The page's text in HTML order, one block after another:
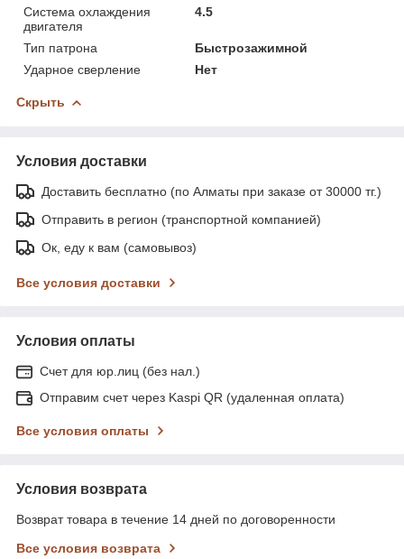
Система охлаждения
двигателя
4.5
Тип патрона
Быстрозажимной
Ударное сверление
Нет
Скрыть
Условия доставки
Доставить бесплатно (по Алматы при заказе от 30000 тг.)
Отправить в регион (транспортной компанией)
Ок, еду к вам (самовывоз)
Все условия доставки
Условия оплаты
Счет для юр.лиц (без нал.)
Отправим счет через Kaspi QR (удаленная оплата)
Все условия оплаты
Условия возврата
Возврат товара в течение 14 дней по договоренности
Все условия возврата